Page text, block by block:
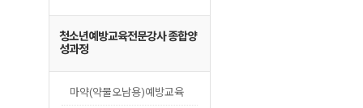
청소년예방교육전문강사 종합양
성과정
마약(약물오남용)예방교육